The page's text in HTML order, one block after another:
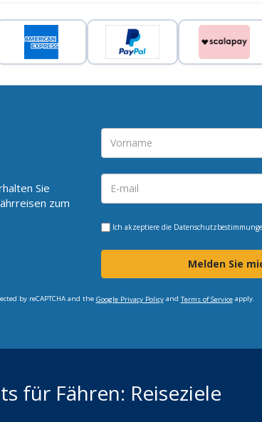
Sie
zum
Ich akzeptiere die
Melden Sie
by reCAPTCHA and the Google Privacy Policyand Terms of Serviceapply.
für Fähren: Reiseziele